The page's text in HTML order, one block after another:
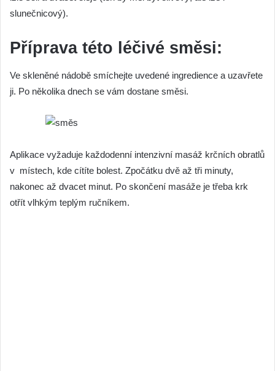
slunečnicový).
Příprava této léčivé směsi:
Ve skleněné nádobě smíchejte uvedené ingredience a uzavřete
ji. Po několika dnech se vám dostane směsi.
Aplikace vyžaduje každodenní intenzivní masáž krčních obratlů
v místech, kde cítíte bolest. Zpočátku dvě až tři minuty,
nakonec až dvacet minut. Po skončení masáže je třeba krk
otřít vlhkým teplým ručníkem.